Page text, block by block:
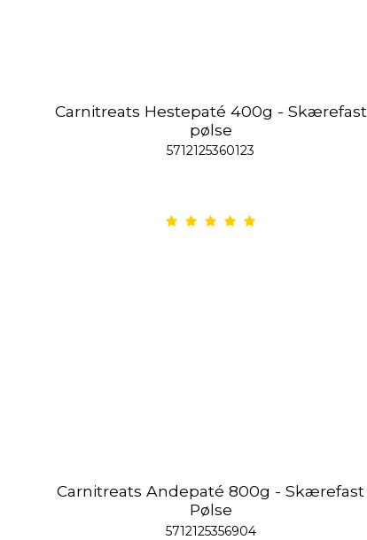
Carnitreats Hestepaté 400g - Skærefast
pølse
5712125360123
Carnitreats Andepaté 800g - Skærefast
Pølse
5712125356904